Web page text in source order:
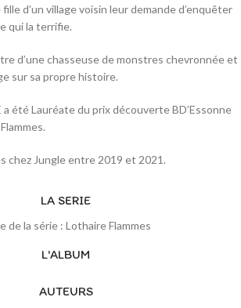
d’un village voisin leur demande d’enquêter
qui la terrifie.
d’une chasseuse de monstres chevronnée et
sur sa propre histoire.
a été Lauréate du prix découverte BD’Essonne
chez Jungle entre 2019 et 2021.
LA SERIE
de la série : Lothaire Flammes
L'ALBUM
AUTEURS